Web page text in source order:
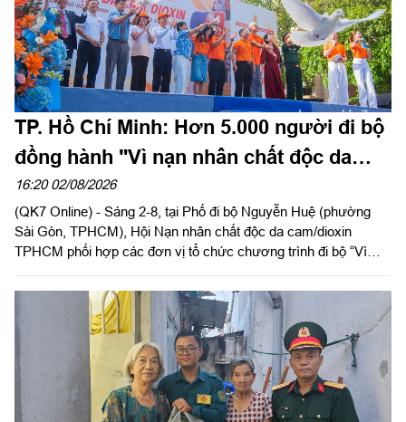
TP. Hồ Chí Minh: Hơn 5.000 người đi bộ
đồng hành "Vì nạn nhân chất độc da
cam"
16:20 02/08/2026
(QK7 Online) - Sáng 2-8, tại Phố đi bộ Nguyễn Huệ (phường
Sài Gòn, TPHCM), Hội Nạn nhân chất độc da cam/dioxin
TPHCM phối hợp các đơn vị tổ chức chương trình đi bộ “Vì
năm Ngày Thảm họa da cam ở Việt Nam (10-8-1961 - 10-8-